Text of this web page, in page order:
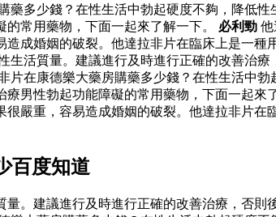
多少錢？在性生活中勃起硬度不夠，降低
常用藥物，下面一起來了解一下。 必利勁 他
成婚姻的破裂。他達拉非片在臨床上是一種
活質量。建議進行及時進行正確的改善治
片在康德樂大藥房購藥多少錢？在性生活中
男性勃起功能障礙的常用藥物，下面一起
嚴重，容易造成婚姻的破裂。他達拉非片
百度知道
。建議進行及時進行正確的改善治療，否